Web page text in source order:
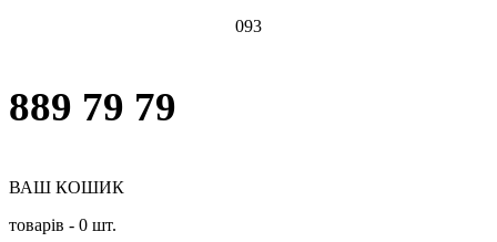
093
889 79 79
ВАШ КОШИК
товарів - 0 шт.